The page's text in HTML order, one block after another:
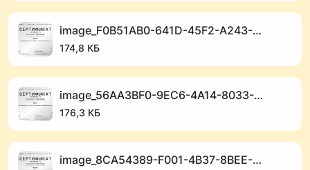
image_F0B51AB0-641D-45F2-A243-3B9211934C7E_1768912807.png
174,8 КБ
image_56AA3BF0-9EC6-4A14-8033-A1ECA24D80F7_1768912800.png
176,3 КБ
image_8CA54389-F001-4B37-8BEE-C88F333C1465_1768912794.png